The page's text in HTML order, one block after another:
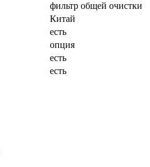
фильтр общей очистки
Китай
есть
опция
есть
есть